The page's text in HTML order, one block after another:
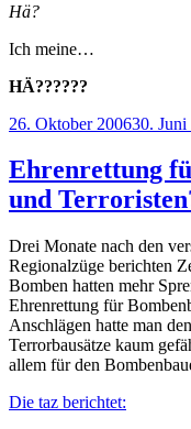
Hä?
Ich meine…
HÄ??????
Veröffentlicht
26. Oktober 200630. Juni
Ehrenrettung
und
Drei Monate nach den
Regionalzüge berichten
Bomben hatten mehr
Ehrenrettung für
Anschlägen hatte man
Terrorbausätze kaum
allem für den
Die taz berichtet: